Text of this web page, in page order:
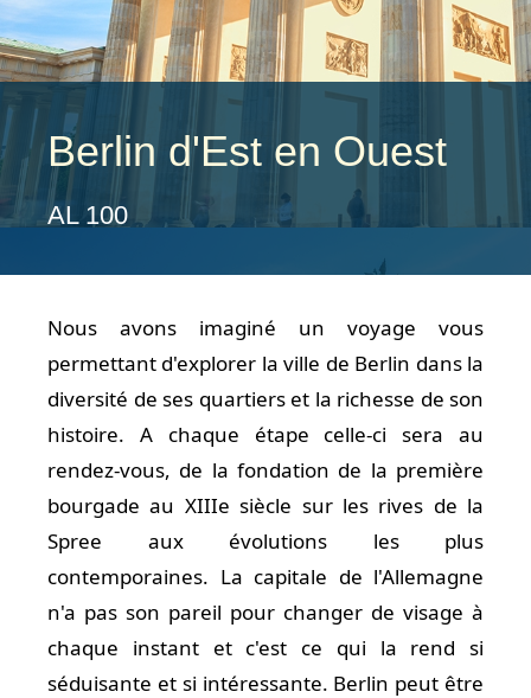
Berlin d'Est en Ouest
AL 100
Nous avons imaginé un voyage vous
permettant d'explorer la ville de Berlin dans la
diversité de ses quartiers et la richesse de son
histoire. A chaque étape celle-ci sera au
rendez-vous, de la fondation de la première
bourgade au XIIIe siècle sur les rives de la
Spree aux évolutions les plus
contemporaines. La capitale de l'Allemagne
n'a pas son pareil pour changer de visage à
chaque instant et c'est ce qui la rend si
séduisante et si intéressante. Berlin peut être